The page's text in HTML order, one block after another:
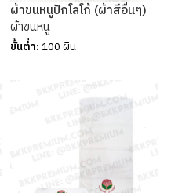
ผ้าขนหนูปักโลโก้ (ผ้าสีอื่นๆ)
ผ้าขนหนู
ขั้นต่ำ: 100 ผืน